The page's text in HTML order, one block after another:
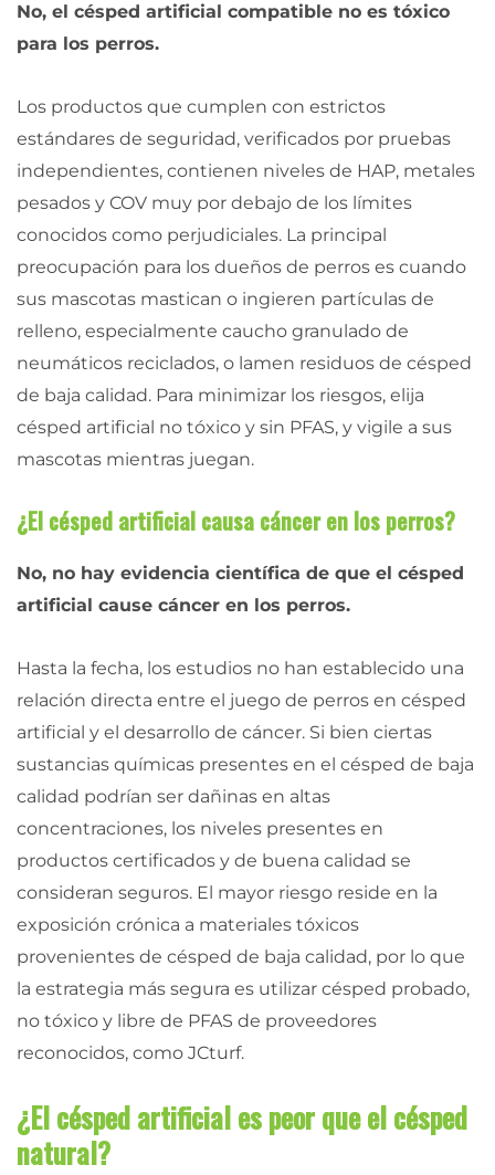
No, el césped artificial compatible no es tóxico
para los perros.
Los productos que cumplen con estrictos
estándares de seguridad, verificados por pruebas
independientes, contienen niveles de HAP, metales
pesados y COV muy por debajo de los límites
conocidos como perjudiciales. La principal
preocupación para los dueños de perros es cuando
sus mascotas mastican o ingieren partículas de
relleno, especialmente caucho granulado de
neumáticos reciclados, o lamen residuos de césped
de baja calidad. Para minimizar los riesgos, elija
césped artificial no tóxico y sin PFAS, y vigile a sus
mascotas mientras juegan.
¿El césped artificial causa cáncer en los perros?
No, no hay evidencia científica de que el césped
artificial cause cáncer en los perros.
Hasta la fecha, los estudios no han establecido una
relación directa entre el juego de perros en césped
artificial y el desarrollo de cáncer. Si bien ciertas
sustancias químicas presentes en el césped de baja
calidad podrían ser dañinas en altas
concentraciones, los niveles presentes en
productos certificados y de buena calidad se
consideran seguros. El mayor riesgo reside en la
exposición crónica a materiales tóxicos
provenientes de césped de baja calidad, por lo que
la estrategia más segura es utilizar césped probado,
no tóxico y libre de PFAS de proveedores
reconocidos, como JCturf.
¿El césped artificial es peor que el césped
natural?